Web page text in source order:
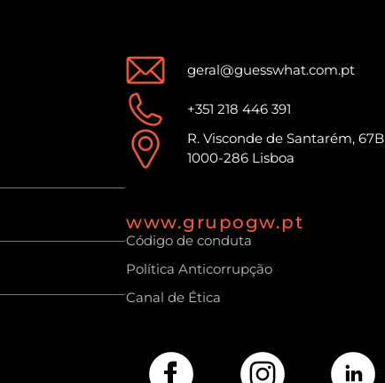
geral@guesswhat.com.pt
+351 218 446 391
R. Visconde de Santarém, 67B
1000-286 Lisboa
www.grupogw.pt
Código de conduta
Política Anticorrupção
Canal de Ética